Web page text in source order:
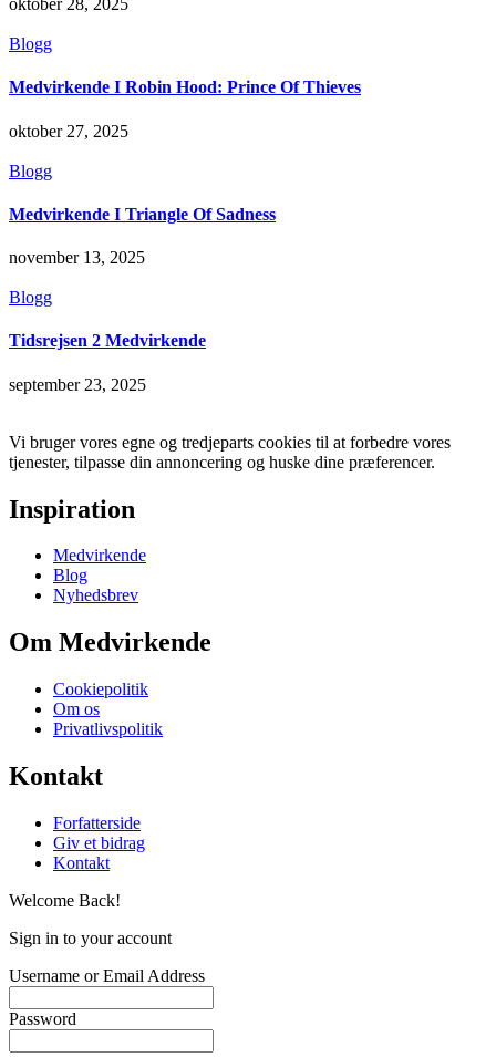
oktober 28, 2025
Blogg
Medvirkende I Robin Hood: Prince Of Thieves
oktober 27, 2025
Blogg
Medvirkende I Triangle Of Sadness
november 13, 2025
Blogg
Tidsrejsen 2 Medvirkende
september 23, 2025
Vi bruger vores egne og tredjeparts cookies til at forbedre vores
tjenester, tilpasse din annoncering og huske dine præferencer.
Inspiration
Medvirkende
Blog
Nyhedsbrev
Om Medvirkende
Cookiepolitik
Om os
Privatlivspolitik
Kontakt
Forfatterside
Giv et bidrag
Kontakt
Welcome Back!
Sign in to your account
Username or Email Address
Password